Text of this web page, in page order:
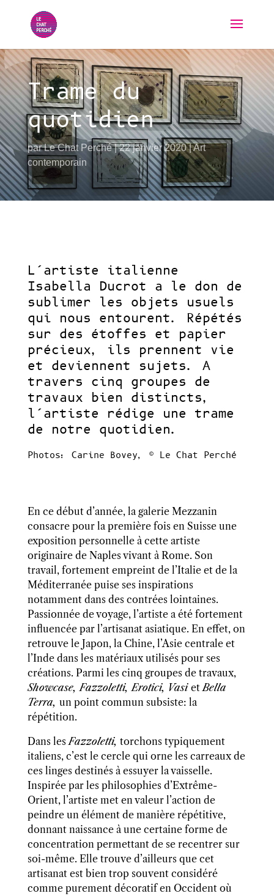
Trame du
quotidien
parLe Chat Perché 22 janvier 2020
Art
contemporain
L’artiste italienne
Isabella Ducrot a le don de
sublimer les objets usuels
qui nous entourent. Répétés
sur des étoffes et papier
précieux, ils prennent vie
et deviennent sujets. A
travers cinq groupes de
travaux bien distincts,
l’artiste rédige une trame
de notre quotidien.
Photos: Carine Bovey, © Le Chat Perché
En cedébut d’année, la galerie Mezzanin
consacre pour la première fois en Suisse une
exposition personnelle à cette artiste
originaire de Naples vivant à Rome. Son
travail, fortement empreintde l’Italie et de la
Méditerranée puise ses inspirations
notamment dans des contrées lointaines.
Passionnée de voyage, l’artiste a été fortement
influencée par l’artisanat asiatique. En effet, on
retrouve le Japon, la Chine, l’Asie centrale et
l’Inde dans les matériaux utilisés pour ses
créations. Parmi lescinq groupesde travaux,
Showcase, Fazzoletti, Erotici, Vasi etBella
Terra, un point commun subsiste: la
répétition.
Dans lesFazzoletti, torchons typiquement
italiens, c’est le cercle qui orne les carreaux de
ces linges destinés à essuyer la vaisselle.
Inspirée par les philosophies d’Extrême-
Orient, l’artiste met en valeur l’action de
peindre un élément de manière répétitive,
donnantnaissance à une certaine forme de
concentration permettant de se recentrer sur
soi-même. Elle trouve d’ailleurs que cet
artisanat est bien trop souvent considéré
comme purement décoratif en Occident où